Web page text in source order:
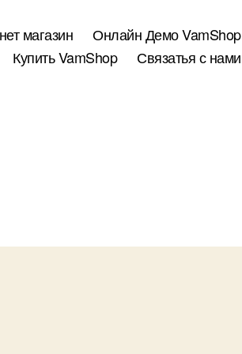
магазин
Онлайн Демо VamShop
Купить VamShop
Связатья с нами